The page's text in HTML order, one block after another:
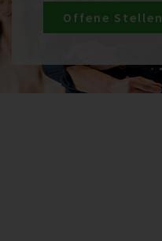
Offene Stellen